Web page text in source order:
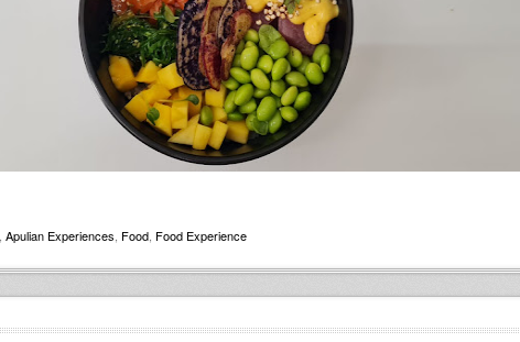
Apulian Experiences Food Food Experience